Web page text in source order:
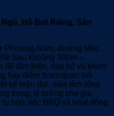
Hồ Bơi Riêng, Sân
Phương Nam, đường Mạc
Sau khoảng 300m –
để tắm biển, dạo bộ và khám
hay điểm tham quan nổi
kế hiện đại, diện tích rộng
trọng, lý tưởng cho gia
họp, tiệc BBQ và hoạt động